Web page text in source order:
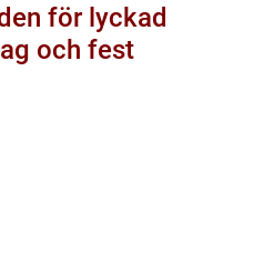
för lyckad
och fest